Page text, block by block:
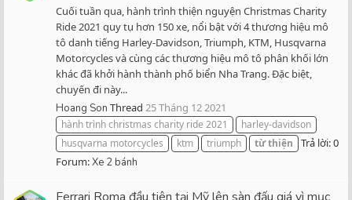
Cuối tuần qua, hành trình thiện nguyện Christmas Charity
Ride 2021 quy tụ hơn 150 xe, nổi bật với 4 thương hiệu mô
tô danh tiếng Harley-Davidson, Triumph, KTM, Husqvarna
Motorcycles và cùng các thương hiệu mô tô phân khối lớn
khác đã khởi hành thành phố biển Nha Trang. Đặc biệt,
chuyến đi này...
Hoang Son Thread 25 Tháng 12 2021
hành trình christmas charity ride 2021
harley-davidson
husqvarna motorcycles
ktm triumph từthiện
Trả lời: 0
Forum:Xe 2 bánh